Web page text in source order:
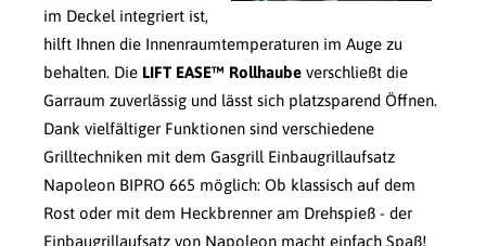
im Deckel integriert ist,
hilft Ihnen die Innenraumtemperaturen im Auge zu
behalten. Die LIFT EASE™ Rollhaube verschließt die
Garraum zuverlässig und lässt sich platzsparend Öffnen.
Dank vielfältiger Funktionen sind verschiedene
Grilltechniken mit dem Gasgrill Einbaugrillaufsatz
Napoleon BIPRO 665 möglich: Ob klassisch auf dem
Rost oder mit dem Heckbrenner am Drehspieß - der
Einbaugrillaufsatz von Napoleon macht einfach Spaß!